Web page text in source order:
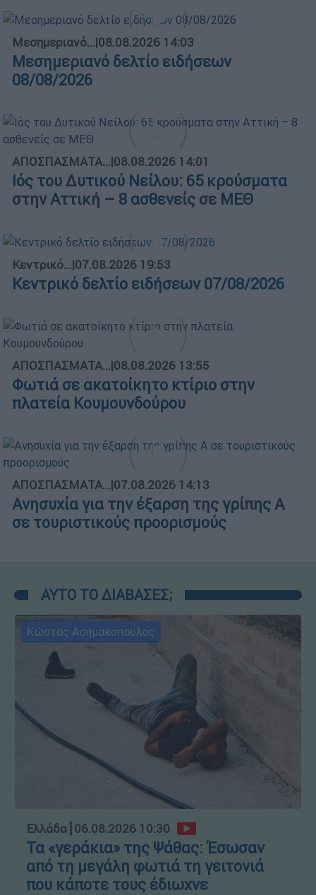
Μεσημεριανό...|08.08.2026 14:03
Μεσημεριανό δελτίο ειδήσεων
08/08/2026
ΑΠΟΣΠΑΣΜΑΤΑ...|08.08.2026 14:01
Ιός του Δυτικού Νείλου: 65 κρούσματα
στην Αττική – 8 ασθενείς σε ΜΕΘ
Κεντρικό...|07.08.2026 19:53
Κεντρικό δελτίο ειδήσεων 07/08/2026
ΑΠΟΣΠΑΣΜΑΤΑ...|08.08.2026 13:55
Φωτιά σε ακατοίκητο κτίριο στην
πλατεία Κουμουνδούρου
ΑΠΟΣΠΑΣΜΑΤΑ...|07.08.2026 14:13
Ανησυχία για την έξαρση της γρίπης Α
σε τουριστικούς προορισμούς
ΑΥΤΟ ΤΟ ΔΙΑΒΑΣΕΣ;
Κώστας Ασημακόπουλος
Ελλάδα┋06.08.2026 10:30
Τα «γεράκια» της Ψάθας: Έσωσαν
από τη μεγάλη φωτιά τη γειτονιά
που κάποτε τους έδιωχνε